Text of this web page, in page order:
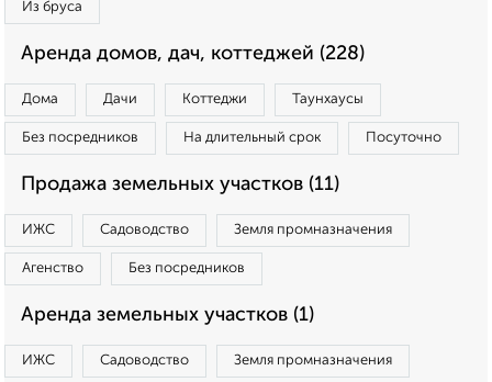
Из бруса
Аренда домов, дач, коттеджей (228)
Дома Дачи Коттеджи Таунхаусы
Без посредников На длительный срок Посуточно
Продажа земельных участков (11)
ИЖС Садоводство Земля промназначения
Агенство Без посредников
Аренда земельных участков (1)
ИЖС Садоводство Земля промназначения